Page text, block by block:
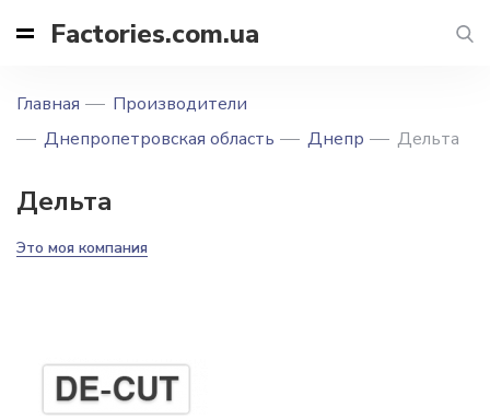
Factories.com.ua
Главная
Производители
Днепропетровская область
Днепр Дельта
Дельта
Это моя компания